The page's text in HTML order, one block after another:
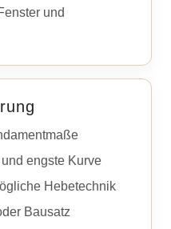
und
engste Kurve
Hebetechnik
Bausatz